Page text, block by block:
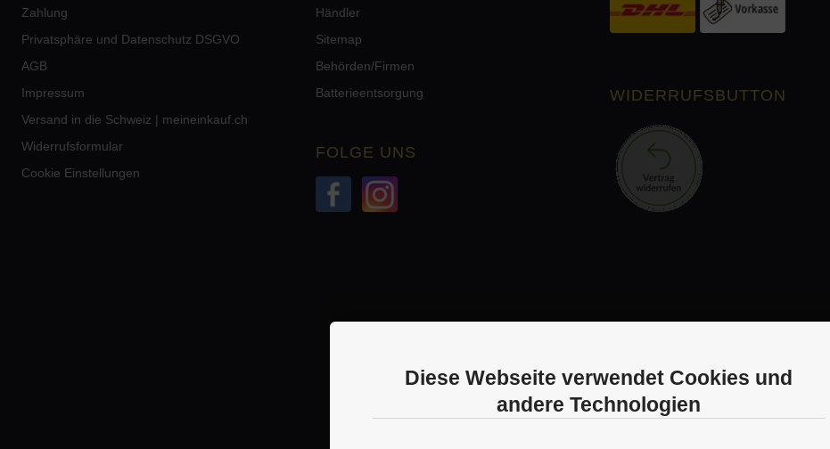
Zahlung
Privatsphäre und Datenschutz DSGVO
AGB
Impressum
Versand in die Schweiz | meineinkauf.ch
Widerrufsformular
Cookie Einstellungen
Händler
Sitemap
Behörden/Firmen
Batterieentsorgung
FOLGE UNS
WIDERRUFSBUTTON
Diese Webseite verwendet Cookies und
andere Technologien